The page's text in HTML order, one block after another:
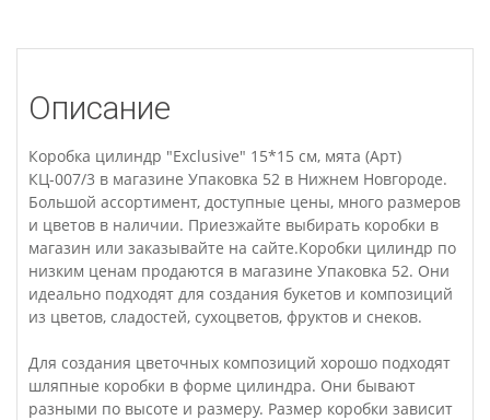
Описание
Коробка цилиндр "Exclusive" 15*15 см, мята (Арт)
КЦ-007/3 в магазине Упаковка 52 в Нижнем Новгороде.
Большой ассортимент, доступные цены, много размеров
и цветов в наличии. Приезжайте выбирать коробки в
магазин или заказывайте на сайте.Коробки цилиндр по
низким ценам продаются в магазине Упаковка 52. Они
идеально подходят для создания букетов и композиций
из цветов, сладостей, сухоцветов, фруктов и снеков.
Для создания цветочных композиций хорошо подходят
шляпные коробки в форме цилиндра. Они бывают
разными по высоте и размеру. Размер коробки зависит